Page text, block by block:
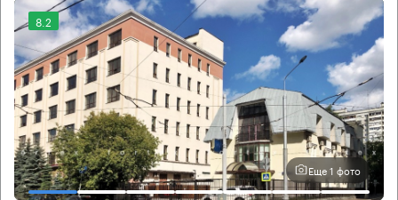
8.2
Еще 1 фото